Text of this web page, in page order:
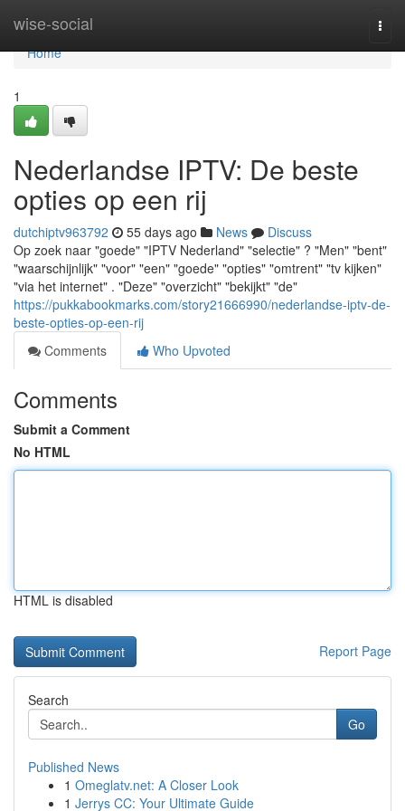
wise-social
Home
Home
1
Nederlandse IPTV: De beste
opties op een rij
dutchiptv963792 55 days ago News
Discuss
Op zoek naar "goede" "IPTV Nederland" "selectie" ? "Men" "bent"
"waarschijnlijk" "voor" "een" "goede" "opties" "omtrent" "tv kijken"
"via het internet" . "Deze" "overzicht" "bekijkt" "de"
https://pukkabookmarks.com/story21666990/nederlandse-iptv-de-
beste-opties-op-een-rij
Comments
Who Upvoted
Comments
Submit a Comment
No HTML
HTML is disabled
Report Page
Search
Go
Published News
1 Omeglatv.net: A Closer Look
1 Jerrys CC: Your Ultimate Guide